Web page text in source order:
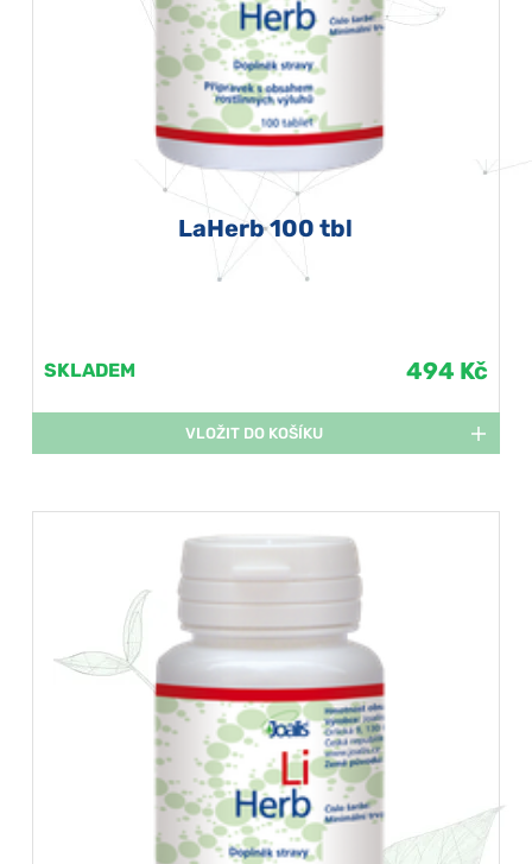
LaHerb 100 tbl
SKLADEM 494 Kč
VLOŽIT DO KOŠÍKU